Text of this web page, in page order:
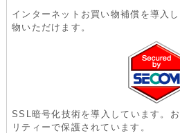
インターネットお買い物補償を導入
物いただけます。
SSL暗号化技術を導入しています。
リティーで保護されています。